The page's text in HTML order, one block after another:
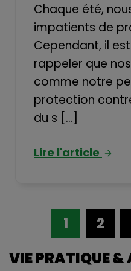
Chaque été,
impatients de
Cependant, il
rappeler que
comme notre
protection
du s [...]
Lire l'article
1 2
VIE PRATIQUE